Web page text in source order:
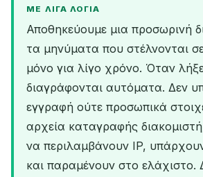
ΜΕ ΛΊΓΑ ΛΌΓΙΑ
Αποθηκεύουμε μια προσωρινή
τα μηνύματα που στέλνονται
μόνο για λίγο χρόνο. Όταν
διαγράφονται αυτόματα. Δεν
εγγραφή ούτε προσωπικά
αρχεία καταγραφής
να περιλαμβάνουν IP,
και παραμένουν στο ελάχιστο.